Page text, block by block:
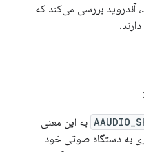
آندروید بررسی می‌کند که
به این معنی
به دستگاه صوتی خود